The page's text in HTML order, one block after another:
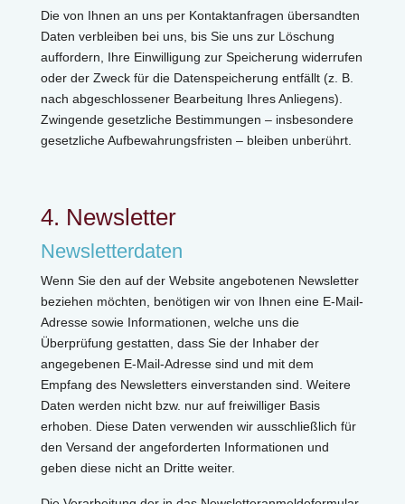
Die von Ihnen an uns per Kontaktanfragen übersandten
Daten verbleiben bei uns, bis Sie uns zur Löschung
auffordern, Ihre Einwilligung zur Speicherung widerrufen
oder der Zweck für die Datenspeicherung entfällt (z. B.
nach abgeschlossener Bearbeitung Ihres Anliegens).
Zwingende gesetzliche Bestimmungen – insbesondere
gesetzliche Aufbewahrungsfristen – bleiben unberührt.
4. Newsletter
Newsletterdaten
Wenn Sie den auf der Website angebotenen Newsletter
beziehen möchten, benötigen wir von Ihnen eine E-Mail-
Adresse sowie Informationen, welche uns die
Überprüfung gestatten, dass Sie der Inhaber der
angegebenen E-Mail-Adresse sind und mit dem
Empfang des Newsletters einverstanden sind. Weitere
Daten werden nicht bzw. nur auf freiwilliger Basis
erhoben. Diese Daten verwenden wir ausschließlich für
den Versand der angeforderten Informationen und
geben diese nicht an Dritte weiter.